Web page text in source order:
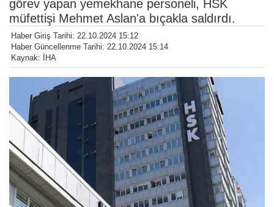
görev yapan yemekhane personeli, HSK
müfettişi Mehmet Aslan'a bıçakla saldırdı.
Haber Giriş Tarihi: 22.10.2024 15:12
Haber Güncellenme Tarihi: 22.10.2024 15:14
Kaynak: İHA